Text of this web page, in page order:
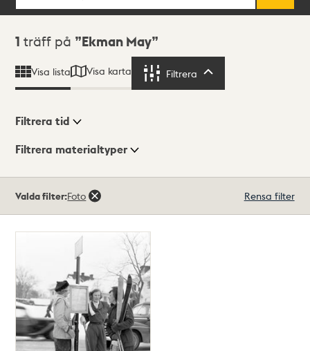
Sökresultat
1 träff på Ekman May
Visa lista Visa karta Filtrera
Visningsläge
Filtrera tid
Filtrera materialtyper
träffar
Valda filter:Foto Rensa filter